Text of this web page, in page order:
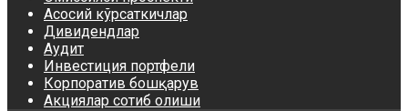
Асосий кўрсаткичлар
Дивидендлар
Аудит
Инвестиция портфели
Корпоратив бошқарув
Акциялар сотиб олиши